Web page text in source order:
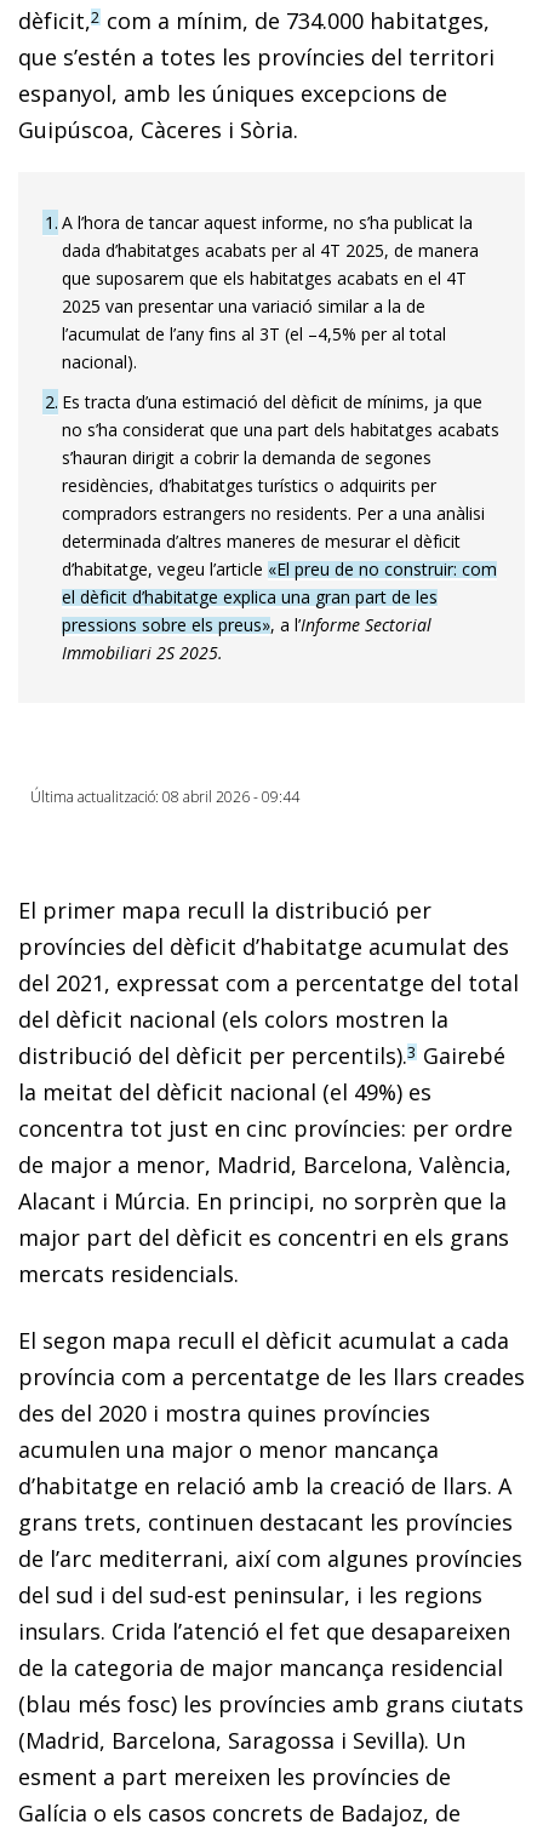
dèficit,2 com a mínim, de 734.000 habitatges,
que s’estén a totes les províncies del territori
espanyol, amb les úniques excepcions de
Guipúscoa, Càceres i Sòria.
1 A l’hora de tancar aquest informe, no s’ha publicat la
dada d’habitatges acabats per al 4T 2025, de manera
que suposarem que els habitatges acabats en el 4T
2025 van presentar una variació similar a la de
l’acumulat de l’any fins al 3T (el –4,5% per al total
nacional).
2 Es tracta d’una estimació del dèficit de mínims, ja que
no s’ha considerat que una part dels habitatges acabats
s’hauran dirigit a cobrir la demanda de segones
residències, d’habitatges turístics o adquirits per
compradors estrangers no residents. Per a una anàlisi
determinada d’altres maneres de mesurar el dèficit
d’habitatge, vegeu l’article «El preu de no construir: com
el dèficit d’habitatge explica una gran part de les
pressions sobre els preus», a l’Informe Sectorial
Immobiliari 2S 2025.
Última actualització: 08 abril 2026 - 09:44
El primer mapa recull la distribució per
províncies del dèficit d’habitatge acumulat des
del 2021, expressat com a percentatge del total
del dèficit nacional (els colors mostren la
distribució del dèficit per percentils).3 Gairebé
la meitat del dèficit nacional (el 49%) es
concentra tot just en cinc províncies: per ordre
de major a menor, Madrid, Barcelona, València,
Alacant i Múrcia. En principi, no sorprèn que la
major part del dèficit es concentri en els grans
mercats residencials.
El segon mapa recull el dèficit acumulat a cada
província com a percentatge de les llars creades
des del 2020 i mostra quines províncies
acumulen una major o menor mancança
d’habitatge en relació amb la creació de llars. A
grans trets, continuen destacant les províncies
de l’arc mediterrani, així com algunes províncies
del sud i del sud-est peninsular, i les regions
insulars. Crida l’atenció el fet que desapareixen
de la categoria de major mancança residencial
(blau més fosc) les províncies amb grans ciutats
(Madrid, Barcelona, Saragossa i Sevilla). Un
esment a part mereixen les províncies de
Galícia o els casos concrets de Badajoz, de